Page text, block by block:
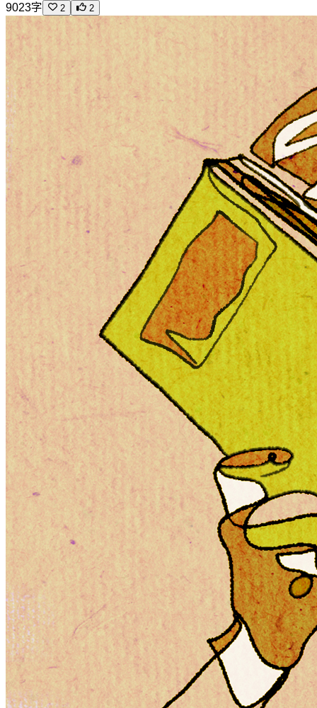
9023字
2 2